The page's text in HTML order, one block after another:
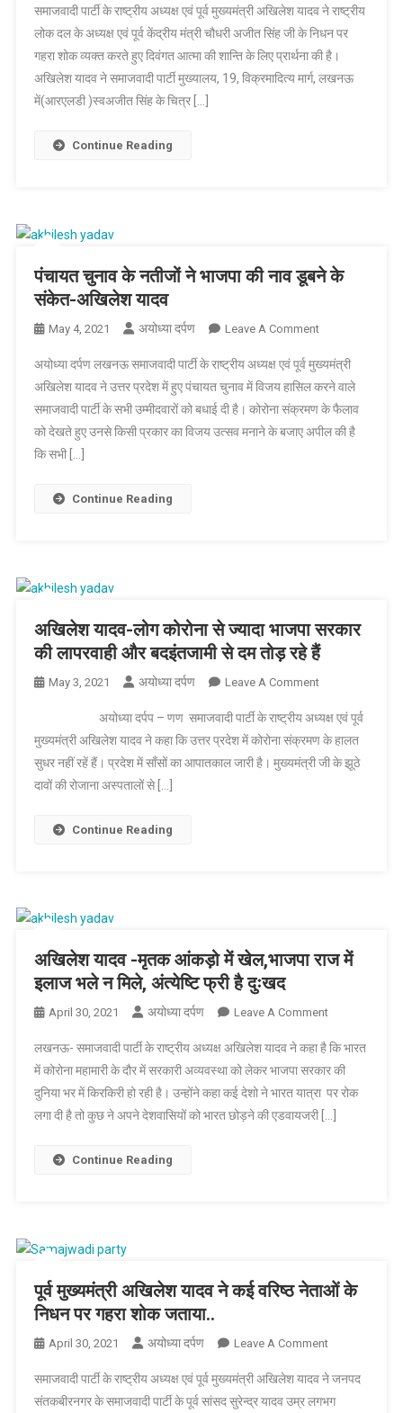
मुख्यमंत्री
अखिलेश
यादव
ने
गहरा
शोक
किया
समाजवादी पार्टी के राष्ट्रीय अध्यक्ष एवं पूर्व मुख्यमंत्री अखिलेश यादव ने राष्ट्रीय
लोक दल के अध्यक्ष एवं पूर्व केंद्रीय मंत्री चौधरी अजीत सिंह जी के निधन पर
गहरा शोक व्यक्त करते हुए दिवंगत आत्मा की शान्ति के लिए प्रार्थना की है।
अखिलेश यादव ने समाजवादी पार्टी मुख्यालय, 19, विक्रमादित्य मार्ग, लखनऊ
में(आरएलडी )स्वअजीत सिंह के चित्र […]
Continue Reading
पंचायत चुनाव के नतीजों ने भाजपा की नाव डूबने के
संकेत-अखिलेश यादव
May 4, 2021 अयोध्या दर्पण Leave A CommentOn
चुनाव
के
नतीजों
ने
अयोध्या दर्पण लखनऊ समाजवादी पार्टी के राष्ट्रीय अध्यक्ष एवं पूर्व मुख्यमंत्री
अखिलेश यादव ने उत्तर प्रदेश में हुए पंचायत चुनाव में विजय हासिल करने वाले
समाजवादी पार्टी के सभी उम्मीदवारों को बधाई दी है। कोरोना संक्रमण के फैलाव
को देखते हुए उनसे किसी प्रकार का विजय उत्सव मनाने के बजाए अपील की है
कि सभी […]
Continue Reading
अखिलेश यादव-लोग कोरोना से ज्यादा भाजपा सरकार
की लापरवाही और बदइंतजामी से दम तोड़ रहे हैं
May 3, 2021 अयोध्या दर्पण Leave A CommentOn
यादव-
लोग
कोरोना
दम
रहे
अयोध्या दर्पप – णण समाजवादी पार्टी के राष्ट्रीय अध्यक्ष एवं पूर्व
मुख्यमंत्री अखिलेश यादव ने कहा कि उत्तर प्रदेश में कोरोना संक्रमण के हालत
सुधर नहीं रहें हैं। प्रदेश में साँसों का आपातकाल जारी है। मुख्यमंत्री जी के झूठे
दावों की रोजाना अस्पतालों से […]
Continue Reading
अखिलेश यादव -मृतक आंकड़ो में खेल,भाजपा राज में
इलाज भले न मिले, अंत्येष्टि फ्री है दुःखद
April 30, 2021 अयोध्या दर्पण Leave A CommentOn
यादव
-मृतक
आंकड़ो
अंत्येष्टि
फ्री
दुःखद
लखनऊ- समाजवादी पार्टी के राष्ट्रीय अध्यक्ष अखिलेश यादव ने कहा है कि भारत
में कोरोना महामारी के दौर में सरकारी अव्यवस्था को लेकर भाजपा सरकार की
दुनिया भर में किरकिरी हो रही है। उन्होंने कहा कई देशो ने भारत यात्रा पर रोक
लगा दी है तो कुछ ने अपने देशवासियों को भारत छोड़ने की एडवायजरी […]
Continue Reading
पूर्व मुख्यमंत्री अखिलेश यादव ने कई वरिष्ठ नेताओं के
निधन पर गहरा शोक जताया..
April 30, 2021 अयोध्या दर्पण Leave A CommentOn
मुख्यमंत्री
अखिलेश
समाजवादी पार्टी के राष्ट्रीय अध्यक्ष एवं पूर्व मुख्यमंत्री अखिलेश यादव ने जनपद
संतकबीरनगर के समाजवादी पार्टी के पूर्व सांसद सुरेन्द्र यादव उम्र लगभग